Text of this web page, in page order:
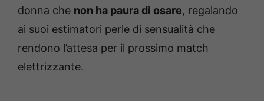
donna che non ha paura di osare, regalando
ai suoi estimatori perle di sensualità che
rendono l’attesa per il prossimo match
elettrizzante.